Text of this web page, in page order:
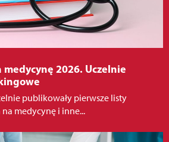
2026. Uczelnie
publikowały pierwsze listy
medycynę i inne...